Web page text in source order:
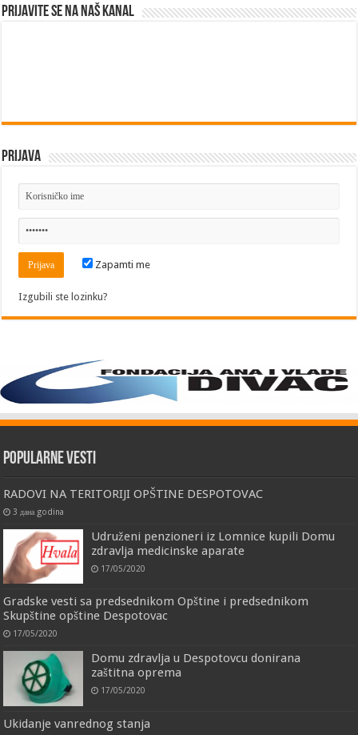
Prijavite se na naš kanal
Prijava
Zapamti me
Izgubili ste lozinku?
Popularne vesti
RADOVI NA TERITORIJI OPŠTINE DESPOTOVAC
3 дана godina
Udruženi penzioneri iz Lomnice kupili Domu
zdravlja medicinske aparate
17/05/2020
Gradske vesti sa predsednikom Opštine i predsednikom
Skupštine opštine Despotovac
17/05/2020
Domu zdravlja u Despotovcu donirana
zaštitna oprema
17/05/2020
Ukidanje vanrednog stanja